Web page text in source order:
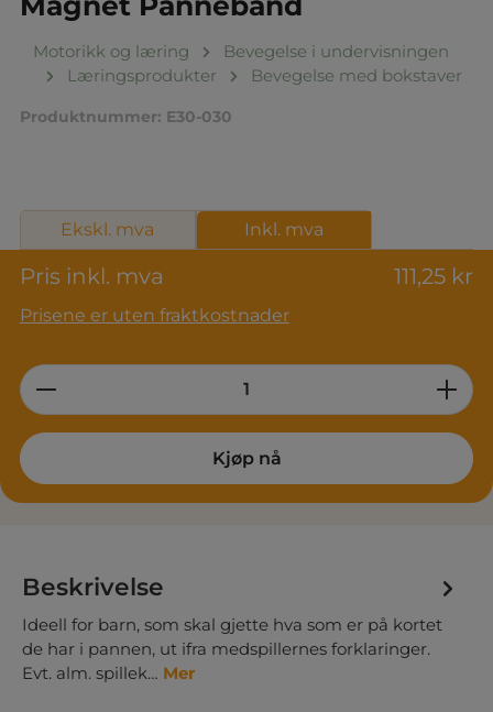
Motorikk og læring
Bevegelse i undervisningen
Læringsprodukter
Bevegelse med bokstaver
Produktnummer: E30-030
Pris inkl. mva 111,25 kr
Prisene er uten fraktkostnader
Ekskl. mva Inkl. mva
Product Quantity: Enter the desired
Kjøp nå
Beskrivelse
Ideell for barn, som skal gjette hva som er på kortet
de har i pannen, ut ifra medspillernes forklaringer.
Evt. alm. spillek… Mer